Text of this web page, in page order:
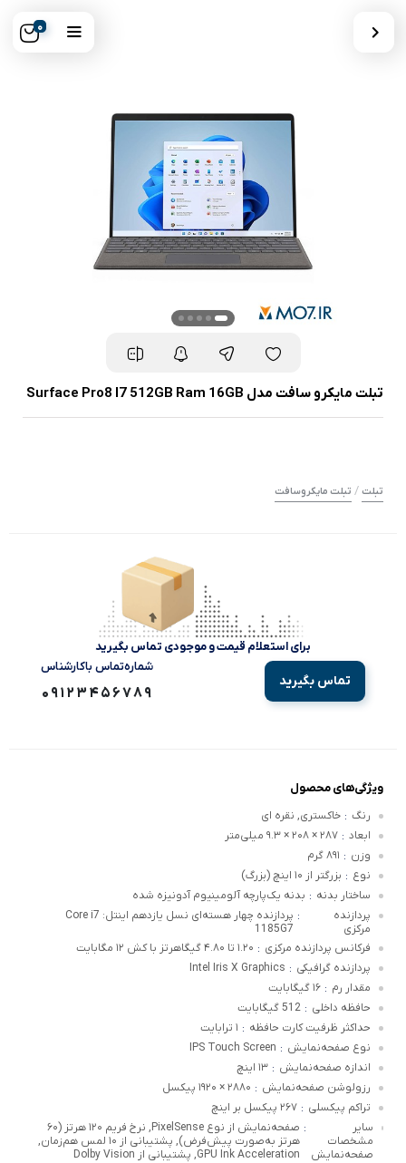
0
تبلت مایکرو سافت مدل Surface Pro8 I7 512GB Ram 16GB
تبلت / تبلت مایکروسافت
برای استعلام قیمت و موجودی تماس بگیرید
تماس بگیرید
شماره‌تماس‌ با‌کارشناس
09123456789
ویژگی‌های محصول
رنگ : خاکستری, نقره ای
ابعاد : ۲۸۷ × ۲۰۸ × ۹.۳ میلی‌متر
وزن : ۸۹۱ گرم
نوع : بزرگتر از ۱۰ اینچ (بزرگ)
ساختار بدنه : بدنه یک‌پارچه آلومینیوم آدونیزه شده
پردازنده
مرکزی
:
پردازنده چهار هسته‌ای نسل یازدهم اینتل: Core i7
1185G7
فرکانس پردازنده مرکزی : ۱.۲۰ تا ۴.۸۰ گیگاهرتز با کش ۱۲ مگابایت
پردازنده گرافیکی :
Intel Iris X Graphics
مقدار رم : ۱۶ گیگابایت
حافظه داخلی : 512 گیگابایت
حداکثر ظرفیت کارت حافظه : ۱ ترابایت
نوع صفحه‌نمایش :
IPS Touch Screen
اندازه صفحه‌نمایش : ۱۳ اینچ
رزولوشن صفحه‌نمایش : ۲۸۸۰ ×‌ ۱۹۲۰ پیکسل
تراکم پیکسلی : ۲۶۷ پیکسل بر اینچ
سایر
مشخصات
صفحه‌نمایش
:
صفحه‌نمایش از نوع PixelSense, نرخ فریم ۱۲۰ هرتز (۶۰
هرتز به‌صورت پیش‌فرض), پشتیبانی از ۱۰ لمس هم‌زمان,
GPU Ink Acceleration, پشتیبانی از Dolby Vision